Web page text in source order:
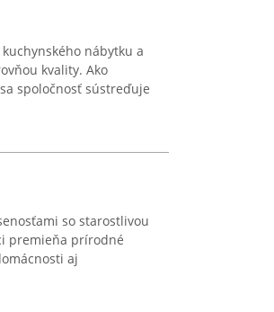
nábytku a
kvality. Ako
spoločnosť sústreďuje
so starostlivou
premieňa prírodné
aj